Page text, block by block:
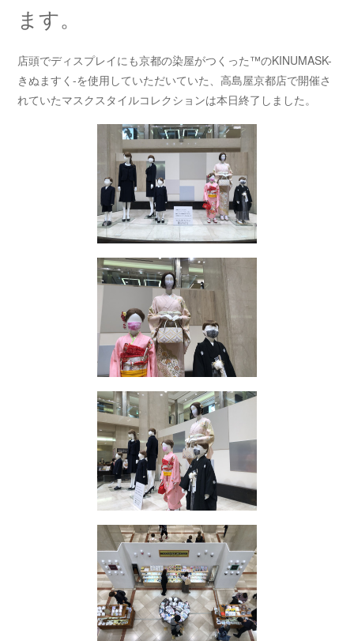
ます。
店頭でディスプレイにも京都の染屋がつくった™のKINUMASK-
きぬますく-を使用していただいていた、高島屋京都店で開催さ
れていたマスクスタイルコレクションは本日終了しました。